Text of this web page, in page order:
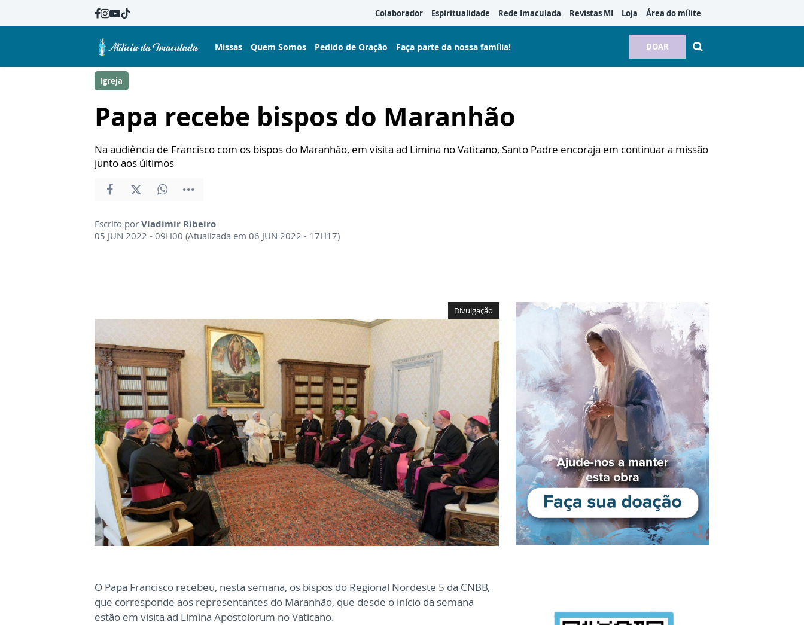
Colaborador Espiritualidade Rede Imaculada Revistas MI Loja Área do mílite
Missas Quem Somos Pedido de Oração Faça parte da nossa família! DOAR
Igreja
Papa recebe bispos do Maranhão
Na audiência de Francisco com os bispos do Maranhão, em visita ad Limina no Vaticano, Santo Padre encoraja em continuar a missão
junto aos últimos
Escrito por Vladimir Ribeiro
05 JUN 2022 - 09H00 (Atualizada em 06 JUN 2022 - 17H17)
Divulgação
O Papa Francisco recebeu, nesta semana, os bispos do Regional Nordeste 5 da CNBB,
que corresponde aos representantes do Maranhão, que desde o início da semana
estão em visita ad Limina Apostolorum no Vaticano.